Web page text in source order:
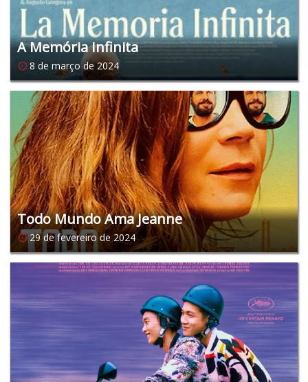
A Memória Infinita
8 de março de 2024
Todo Mundo Ama Jeanne
29 de fevereiro de 2024